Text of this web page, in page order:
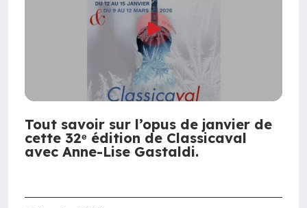
Tout savoir sur l’opus de janvier de
cette 32ᵉ édition de Classicaval
avec Anne-Lise Gastaldi.